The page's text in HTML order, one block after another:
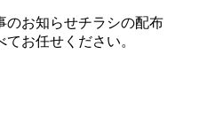
のお知らせチラシの配布
お任せください。